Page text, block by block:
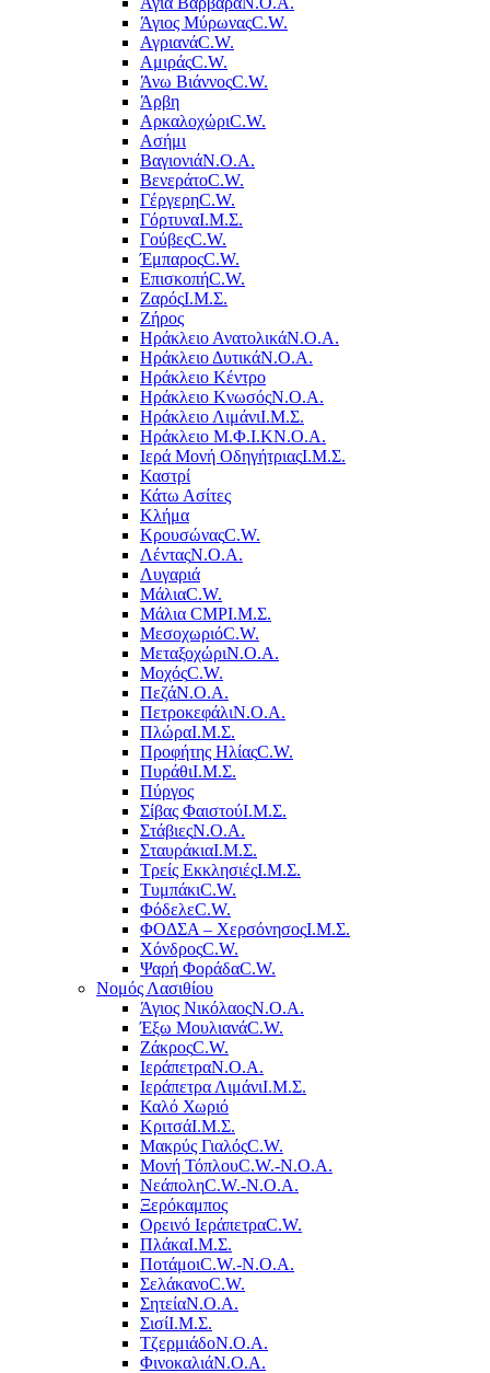
Άγιος ΜύρωναςC.W.
ΑγριανάC.W.
ΑμιράςC.W.
Άνω ΒιάννοςC.W.
Άρβη
ΑρκαλοχώριC.W.
Ασήμι
ΒαγιονιάΝ.Ο.Α.
ΒενεράτοC.W.
ΓέργερηC.W.
ΓόρτυναΙ.Μ.Σ.
ΓούβεςC.W.
ΈμπαροςC.W.
ΕπισκοπήC.W.
ΖαρόςΙ.Μ.Σ.
Ζήρος
Ηράκλειο ΑνατολικάΝ.Ο.Α.
Ηράκλειο ΔυτικάΝ.Ο.Α.
Ηράκλειο Κέντρο
Ηράκλειο ΚνωσόςΝ.Ο.Α.
Ηράκλειο ΛιμάνιΙ.Μ.Σ.
Ηράκλειο Μ.Φ.Ι.ΚΝ.Ο.Α.
Ιερά Μονή ΟδηγήτριαςΙ.Μ.Σ.
Καστρί
Κάτω Ασίτες
Κλήμα
ΚρουσώναςC.W.
ΛένταςΝ.Ο.Α.
Λυγαριά
ΜάλιαC.W.
Μάλια CMPΙ.Μ.Σ.
ΜεσοχωριόC.W.
ΜεταξοχώριΝ.Ο.Α.
ΜοχόςC.W.
ΠεζάΝ.Ο.Α.
ΠετροκεφάλιΝ.Ο.Α.
ΠλώραΙ.Μ.Σ.
Προφήτης ΗλίαςC.W.
ΠυράθιΙ.Μ.Σ.
Πύργος
Σίβας ΦαιστούΙ.Μ.Σ.
ΣτάβιεςΝ.Ο.Α.
ΣταυράκιαΙ.Μ.Σ.
Τρείς ΕκκλησιέςΙ.Μ.Σ.
ΤυμπάκιC.W.
ΦόδελεC.W.
ΦΟΔΣΑ – ΧερσόνησοςΙ.Μ.Σ.
ΧόνδροςC.W.
Ψαρή ΦοράδαC.W.
Νομός Λασιθίου
Άγιος ΝικόλαοςΝ.Ο.Α.
Έξω ΜουλιανάC.W.
ΖάκροςC.W.
ΙεράπετραΝ.Ο.Α.
Ιεράπετρα ΛιμάνιΙ.Μ.Σ.
Καλό Χωριό
ΚριτσάΙ.Μ.Σ.
Μακρύς ΓιαλόςC.W.
Μονή ΤόπλουC.W.-Ν.Ο.Α.
ΝεάποληC.W.-Ν.Ο.Α.
Ξερόκαμπος
Ορεινό ΙεράπετραC.W.
ΠλάκαΙ.Μ.Σ.
ΠοτάμοιC.W.-Ν.Ο.Α.
ΣελάκανοC.W.
ΣητείαΝ.Ο.Α.
ΣισίΙ.Μ.Σ.
ΤζερμιάδοΝ.Ο.Α.
ΦινοκαλιάΝ.Ο.Α.